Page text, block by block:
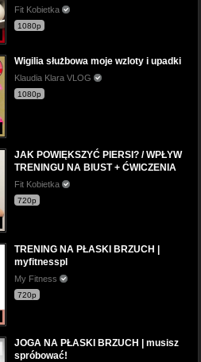
Fit Kobietka
1080p
Wigilia służbowa moje wzloty i upadki
Klaudia Klara VLOG
1080p
JAK POWIĘKSZYĆ PIERSI? / WPŁYW
TRENINGU NA BIUST + ĆWICZENIA
Fit Kobietka
720p
TRENING NA PŁASKI BRZUCH |
myfitnesspl
My Fitness
720p
JOGA NA PŁASKI BRZUCH | musisz
spróbować!